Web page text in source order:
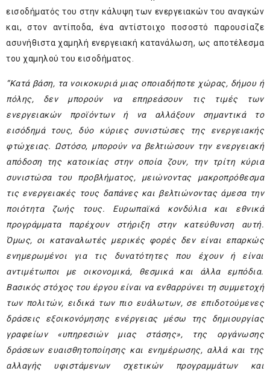
εισοδήματός του στην κάλυψη των ενεργειακών του αναγκών
και, στον αντίποδα, ένα αντίστοιχο ποσοστό παρουσίαζε
ασυνήθιστα χαμηλή ενεργειακή κατανάλωση, ως αποτέλεσμα
του χαμηλού του εισοδήματος.
“Κατά βάση, τα νοικοκυριά μιας οποιαδήποτε χώρας, δήμου ή
πόλης, δεν μπορούν να επηρεάσουν τις τιμές των
ενεργειακών προϊόντων ή να αλλάξουν σημαντικά το
εισόδημά τους, δύο κύριες συνιστώσες της ενεργειακής
φτώχειας. Ωστόσο, μπορούν να βελτιώσουν την ενεργειακή
απόδοση της κατοικίας στην οποία ζουν, την τρίτη κύρια
συνιστώσα του προβλήματος, μειώνοντας μακροπρόθεσμα
τις ενεργειακές τους δαπάνες και βελτιώνοντας άμεσα την
ποιότητα ζωής τους. Ευρωπαϊκά κονδύλια και εθνικά
προγράμματα παρέχουν στήριξη στην κατεύθυνση αυτή.
Όμως, οι καταναλωτές μερικές φορές δεν είναι επαρκώς
ενημερωμένοι για τις δυνατότητες που έχουν ή είναι
αντιμέτωποι με οικονομικά, θεσμικά και άλλα εμπόδια.
Βασικός στόχος του έργου είναι να ενθαρρύνει τη συμμετοχή
των πολιτών, ειδικά των πιο ευάλωτων, σε επιδοτούμενες
δράσεις εξοικονόμησης ενέργειας μέσω της δημιουργίας
γραφείων «υπηρεσιών μιας στάσης», της οργάνωσης
δράσεων ευαισθητοποίησης και ενημέρωσης, αλλά και της
αλλαγής υφιστάμενων σχετικών προγραμμάτων και